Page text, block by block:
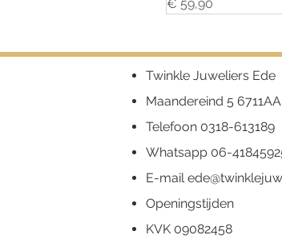
€ 59,90
Twinkle Juweliers Ede
Maandereind 5
Telefoon 0318-613189
Whatsapp 06-
E-mail
Openingstijden
KVK 09082458